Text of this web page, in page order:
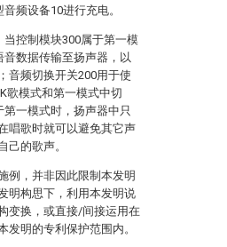
频设备10进行充电。
控制模块300属于第一模
数据传输至扬声器，以
音频切换开关200用于使
歌模式和第一模式中切
一模式时，扬声器中只
唱歌时就可以避免其它声
己的歌声。
例，并非因此限制本发明
明构思下，利用本发明说
变换，或直接/间接运用在
发明的专利保护范围内。